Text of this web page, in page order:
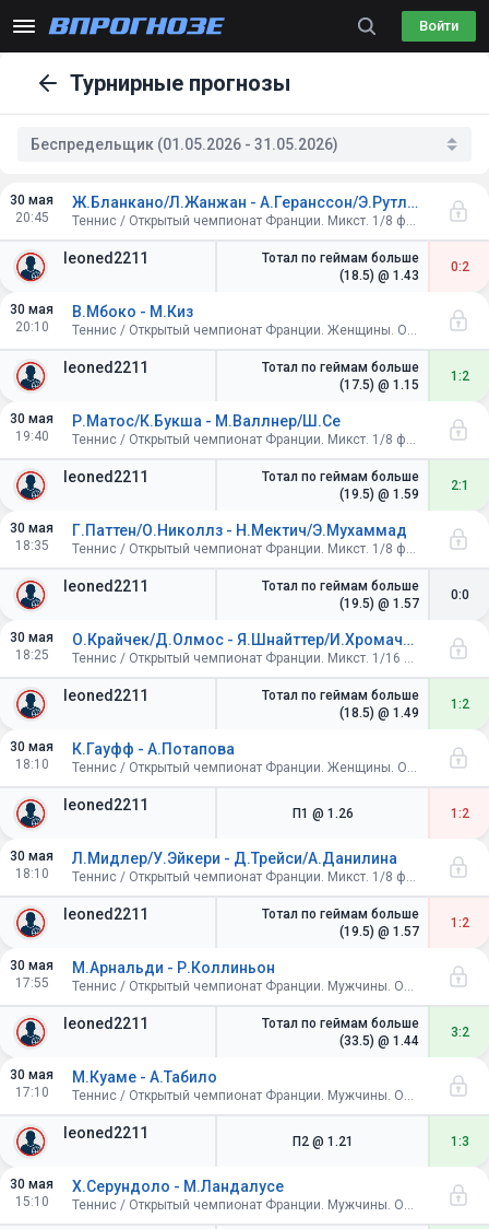
Войти
Турнирные прогнозы
Беспредельщик (01.05.2026 - 31.05.2026)
30 мая
20:45
leoned2211
Ж.Бланкано/Л.Жанжан - А.Геранссон/Э.Рутлифф
Теннис / Открытый чемпионат Франции. Микст. 1/8 финала
Тотал по геймам больше
(18.5) @ 1.43
0:2
30 мая
20:10
leoned2211
В.Мбоко - М.Киз
Теннис / Открытый чемпионат Франции. Женщины. Одиночный разряд. 1/16 финала
Тотал по геймам больше
(17.5) @ 1.15
1:2
30 мая
19:40
leoned2211
Р.Матос/К.Букша - М.Валлнер/Ш.Се
Теннис / Открытый чемпионат Франции. Микст. 1/8 финала
Тотал по геймам больше
(19.5) @ 1.59
2:1
30 мая
18:35
leoned2211
Г.Паттен/О.Николлз - Н.Мектич/Э.Мухаммад
Теннис / Открытый чемпионат Франции. Микст. 1/8 финала
Тотал по геймам больше
(19.5) @ 1.57
0:0
30 мая
18:25
leoned2211
О.Крайчек/Д.Олмос - Я.Шнайттер/И.Хромачева
Теннис / Открытый чемпионат Франции. Микст. 1/16 финала
Тотал по геймам больше
(18.5) @ 1.49
1:2
30 мая
18:10
leoned2211
К.Гауфф - А.Потапова
Теннис / Открытый чемпионат Франции. Женщины. Одиночный разряд. 1/16 финала
П1 @ 1.26 1:2
30 мая
18:10
leoned2211
Л.Мидлер/У.Эйкери - Д.Трейси/А.Данилина
Теннис / Открытый чемпионат Франции. Микст. 1/8 финала
Тотал по геймам больше
(19.5) @ 1.57
1:2
30 мая
17:55
leoned2211
М.Арнальди - Р.Коллиньон
Теннис / Открытый чемпионат Франции. Мужчины. Одиночный разряд. 1/16 финала
Тотал по геймам больше
(33.5) @ 1.44
3:2
30 мая
17:10
leoned2211
М.Куаме - А.Табило
Теннис / Открытый чемпионат Франции. Мужчины. Одиночный разряд. 1/16 финала
П2 @ 1.21 1:3
30 мая
15:10
Х.Серундоло - М.Ландалусе
Теннис / Открытый чемпионат Франции. Мужчины. Одиночный разряд. 1/16 финала